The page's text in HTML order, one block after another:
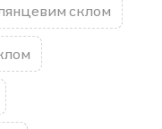
склом